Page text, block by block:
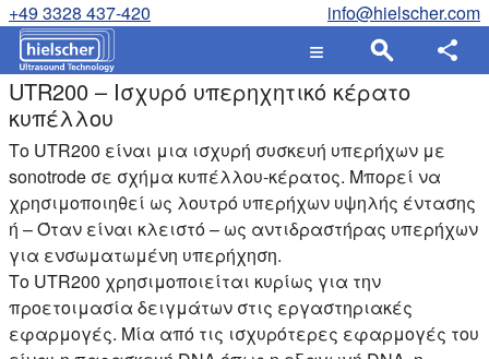
+49 3328 437-420 info@hielscher.com
UTR200 – Ισχυρό υπερηχητικό κέρατο
κυπέλλου
Το UTR200 είναι μια ισχυρή συσκευή υπερήχων με
sonotrode σε σχήμα κυπέλλου-κέρατος. Μπορεί να
χρησιμοποιηθεί ως λουτρό υπερήχων υψηλής έντασης
ή – Όταν είναι κλειστό – ως αντιδραστήρας υπερήχων
για ενσωματωμένη υπερήχηση.
Το UTR200 χρησιμοποιείται κυρίως για την
προετοιμασία δειγμάτων στις εργαστηριακές
εφαρμογές. Μία από τις ισχυρότερες εφαρμογές του